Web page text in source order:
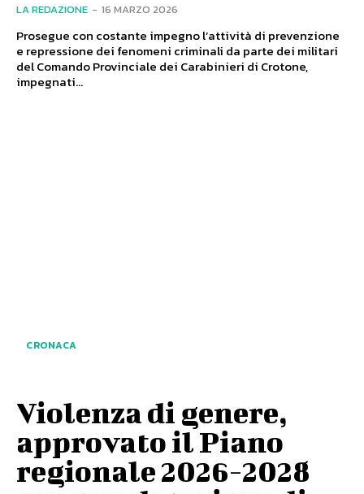
LA REDAZIONE - 16 MARZO 2026
Prosegue con costante impegno l’attività di prevenzione
e repressione dei fenomeni criminali da parte dei militari
del Comando Provinciale dei Carabinieri di Crotone,
impegnati...
CRONACA
Violenza di genere,
approvato il Piano
regionale 2026-2028